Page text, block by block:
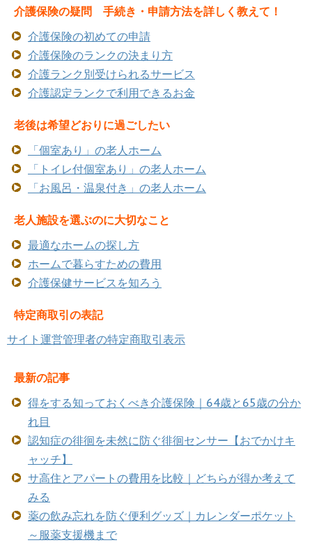
介護保険の疑問 手続き・申請方法を詳しく教えて！
介護保険の初めての申請
介護保険のランクの決まり方
介護ランク別受けられるサービス
介護認定ランクで利用できるお金
老後は希望どおりに過ごしたい
「個室あり」の老人ホーム
「トイレ付個室あり」の老人ホーム
「お風呂・温泉付き」の老人ホーム
老人施設を選ぶのに大切なこと
最適なホームの探し方
ホームで暮らすための費用
介護保健サービスを知ろう
特定商取引の表記
サイト運営管理者の特定商取引表示
最新の記事
得をする知っておくべき介護保険｜64歳と65歳の分か
れ目
認知症の徘徊を未然に防ぐ徘徊センサー【おでかけキ
ャッチ】
サ高住とアパートの費用を比較｜どちらが得か考えて
みる
薬の飲み忘れを防ぐ便利グッズ｜カレンダーポケット
～服薬支援機まで